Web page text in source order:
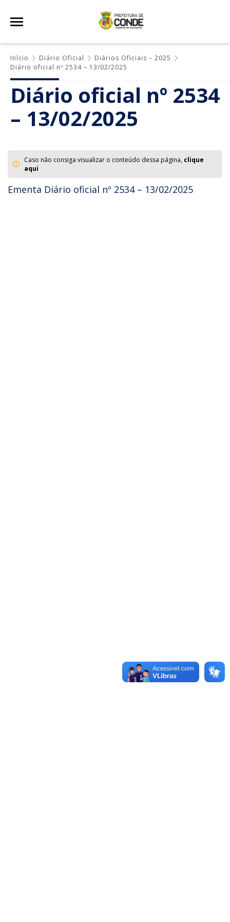
Início Diário Oficial
Diários Oficiais – 2025
Diário oficial nº 2534 – 13/02/2025
Diário oficial nº 2534
– 13/02/2025
Caso não consiga visualizar o conteúdo dessa página, clique
aqui
Ementa Diário oficial nº 2534 – 13/02/2025